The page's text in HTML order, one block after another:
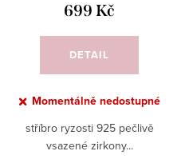
699 Kč
DETAIL
Momentálně nedostupné
stříbro ryzosti 925 pečlivě
vsazené zirkony...